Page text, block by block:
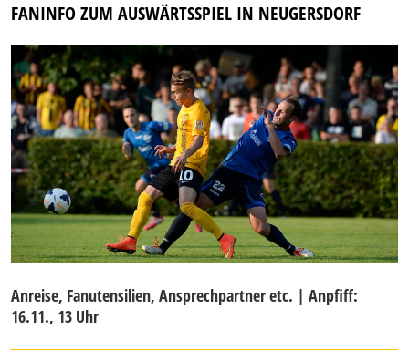
FANINFO ZUM AUSWÄRTSSPIEL IN NEUGERSDORF
Anreise, Fanutensilien, Ansprechpartner etc. | Anpfiff:
16.11., 13 Uhr